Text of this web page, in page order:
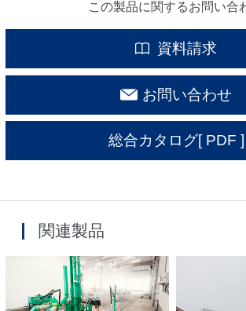
この製品に関するお問い合
資料請求
お問い合わせ
総合カタログ[ PDF ]
関連製品